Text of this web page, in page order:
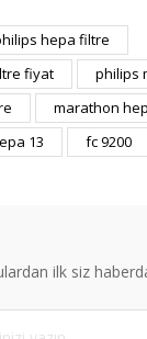
hepa filtre
fiyat
philips
marathon
13
fc 9200
ilk siz